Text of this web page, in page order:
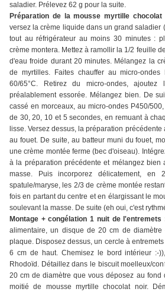
saladier. Prélevez 62 g pour la suite.
Préparation de la mousse myrtille chocolat
versez la crème liquide dans un grand saladier
tout au réfrigérateur au moins 30 minutes :
crème montera. Mettez à ramollir la 1/2 feuille
d'eau froide durant 20 minutes. Mélangez la
de myrtilles. Faites chauffer au micro-ondes
60/65°C. Retirez du micro-ondes,
préalablement essorée. Mélangez bien. De
cassé en morceaux, au micro-ondes P450/
de 30, 20, 10 et 5 secondes, en remuant à
lisse. Versez dessus, la préparation
au fouet. De suite, au batteur muni du fouet,
une crème montée ferme (bec d'oiseau).
à la préparation précédente et mélangez bien
masse. Puis incorporez délicatement,
spatule/maryse, les 2/3 de crème montée
fois en partant du centre et en élargissant le
soulevant la masse. De suite (eh oui, c'est
Montage + congélation 1 nuit de l'entremets
alimentaire, un disque de 20 cm de
plaque. Disposez dessus, un cercle à
6 cm de haut. Chemisez le bord intérieur :-
Rhodoïd. Détaillez dans le biscuit moelleux/
20 cm de diamètre que vous déposez au fond
moitié de mousse myrtille chocolat noir.